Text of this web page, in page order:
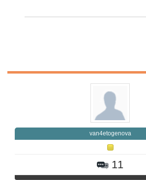
van4etogenova
11